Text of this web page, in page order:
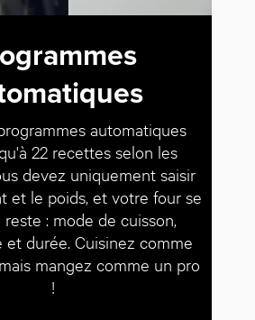
automatiques
22 recettes selon les
devez uniquement saisir
et le poids, et votre four se
: mode de cuisson,
durée. Cuisinez comme
mangez comme un pro
!